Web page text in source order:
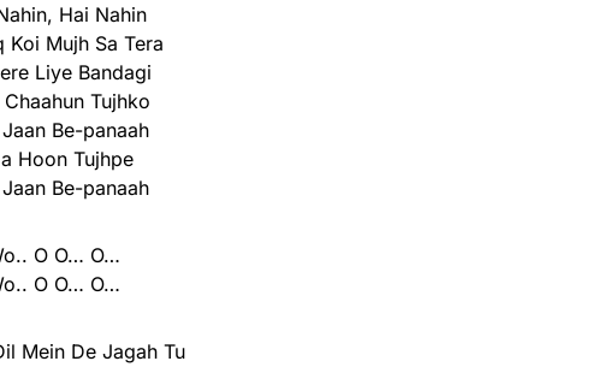
Hai Nahin
Koi Mujh Sa Tera
Liye Bandagi
Tujhko
Be-panaah
Hoon Tujhpe
Be-panaah
O O… O…
O O… O…
Mein De Jagah Tu